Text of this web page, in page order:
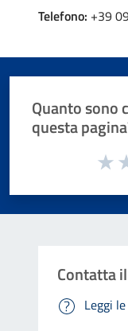
Telefono: +39
Quanto sono
questa
Valuta da 1 a 5
Contatta
Leggi